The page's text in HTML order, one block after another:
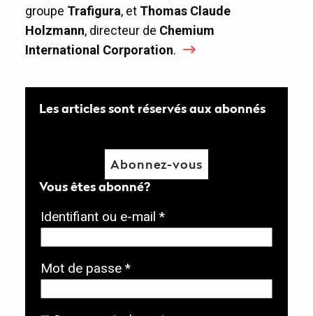
groupe Trafigura, et Thomas Claude
Holzmann, directeur de Chemium
International Corporation.
Les articles sont réservés aux abonnés
Abonnez-vous
Vous êtes abonné?
Identifiant ou e-mail *O
i
g
Mot de passe *O